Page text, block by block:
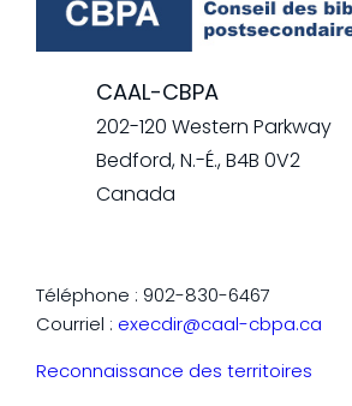
CAAL-CBPA
202-120 Western Parkway
Bedford, N.-É., B4B 0V2
Canada
Téléphone : 902-830-6467
Courriel : execdir@caal-cbpa.ca
Reconnaissance des territoires